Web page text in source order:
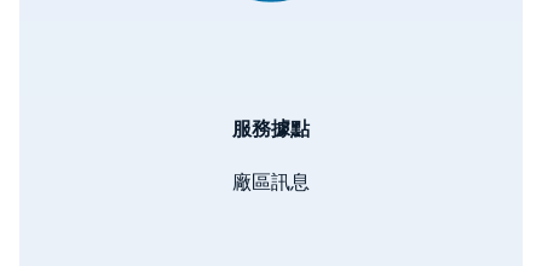
服務據點
廠區訊息